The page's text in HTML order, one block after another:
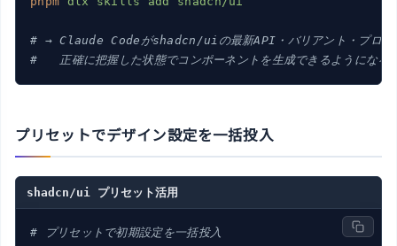
# → Claude Codeがshadcn/uiの最新API・バリアント・プロパ
#   正確に把握した状態でコンポーネントを生成できるようになる
プリセットでデザイン設定を一括投入
shadcn/ui プリセット活用
# プリセットで初期設定を一括投入